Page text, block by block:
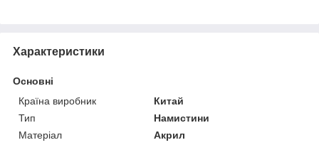
Характеристики
Основні
Країна виробник
Китай
Тип
Намистини
Матеріал
Акрил